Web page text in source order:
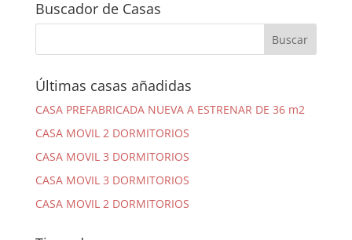
Buscador de Casas
Últimas casas añadidas
CASA PREFABRICADA NUEVA A ESTRENAR DE 36 m2
CASA MOVIL 2 DORMITORIOS
CASA MOVIL 3 DORMITORIOS
CASA MOVIL 3 DORMITORIOS
CASA MOVIL 2 DORMITORIOS